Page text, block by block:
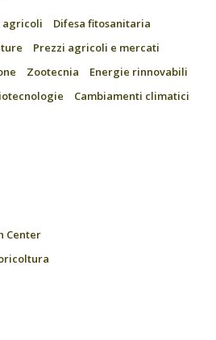
agricoli
Difesa fitosanitaria
Prezzi agricoli e mercati
Zootecnia
Energie rinnovabili
Cambiamenti climatici
Center